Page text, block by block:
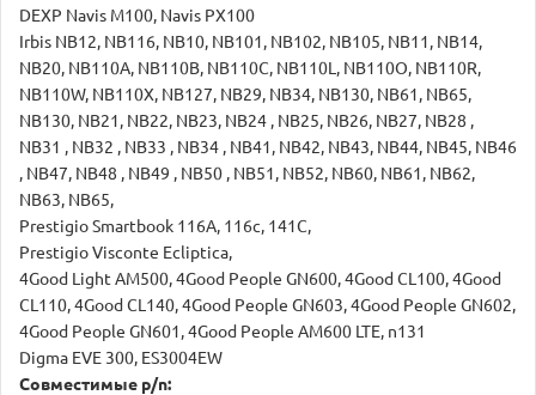
DEXP Navis M100, Navis PX100
Irbis NB12, NB116, NB10, NB101, NB102, NB105, NB11, NB14,
NB20, NB110A, NB110B, NB110C, NB110L, NB110O, NB110R,
NB110W, NB110X, NB127, NB29, NB34, NB130, NB61, NB65,
NB130, NB21, NB22, NB23, NB24 , NB25, NB26, NB27, NB28 ,
NB31 , NB32 , NB33 , NB34 , NB41, NB42, NB43, NB44, NB45, NB46
, NB47, NB48 , NB49 , NB50 , NB51, NB52, NB60, NB61, NB62,
NB63, NB65,
Prestigio Smartbook 116A, 116c, 141С,
Prestigio Visconte Ecliptica,
4Good Light AM500, 4Good People GN600, 4Good CL100, 4Good
CL110, 4Good CL140, 4Good People GN603, 4Good People GN602,
4Good People GN601, 4Good People AM600 LTE, n131
Digma EVE 300, ES3004EW
Совместимые p/n: